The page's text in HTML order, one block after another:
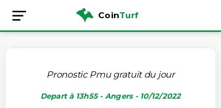
CoinTurf
Pronostic Pmu gratuit du jour
Depart à 13h55 - Angers - 10/12/2022